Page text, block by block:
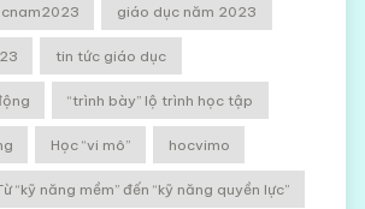
giáo dục năm 2023
tin tức giáo dục
“trình bày” lộ trình học tập
Học “vi mô” hocvimo
“kỹ năng mềm” đến “kỹ năng quyền lực”